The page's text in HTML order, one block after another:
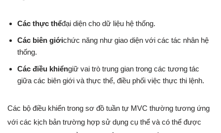
Các thực thểđại diện cho dữ liệu hệ thống.
Các biên giớichức năng như giao diện với các tác nhân hệ
thống.
Các điều khiểngiữ vai trò trung gian trong các tương tác
giữa các biên giới và thực thể, điều phối việc thực thi lệnh.
Các bộ điều khiển trong sơ đồ tuần tự MVC thường tương ứng
với các kịch bản trường hợp sử dụng cụ thể và có thể được